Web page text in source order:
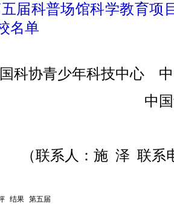
届科普场馆科学教育项
名单
科协青少年科技中心
中
（联系人：施 泽 联系
结果 第五届